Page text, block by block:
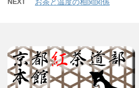
お茶と温度の相関関係